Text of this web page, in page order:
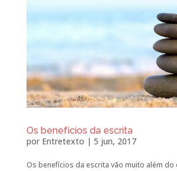
Os benefícios da escrita
por Entretexto | 5 jun, 2017
Os benefícios da escrita vão muito além do